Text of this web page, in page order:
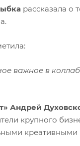
рассказала о
важное в
Андрей
крупного